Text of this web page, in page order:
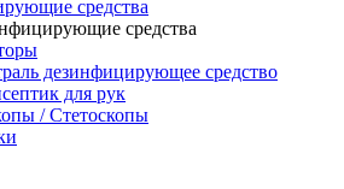
средства
средства
дезинфицирующее средство
для рук
/ Стетоскопы